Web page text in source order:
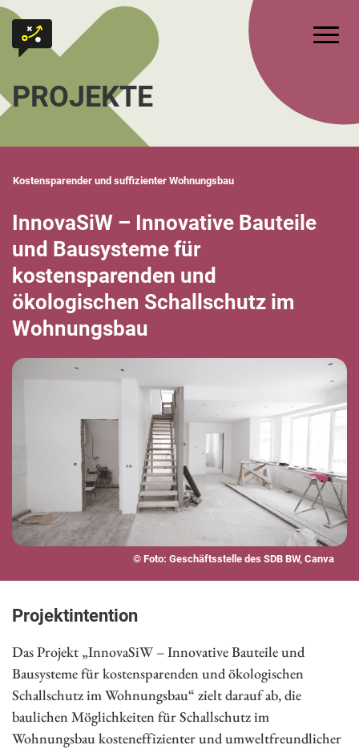
Zum Inhalt springen
Zur Startseite
PROJEKTE
Kostensparender und suffizienter Wohnungsbau
InnovaSiW – Innovative Bauteile
und Bausysteme für
kostensparenden und
ökologischen Schallschutz im
Wohnungsbau
© Foto: Geschäftsstelle des SDB BW, Canva
Projektintention
Das Projekt „InnovaSiW – Innovative Bauteile und
Bausysteme für kostensparenden und ökologischen
Schallschutz im Wohnungsbau“ zielt darauf ab, die
baulichen Möglichkeiten für Schallschutz im
Wohnungsbau kosteneffizienter und umweltfreundlicher